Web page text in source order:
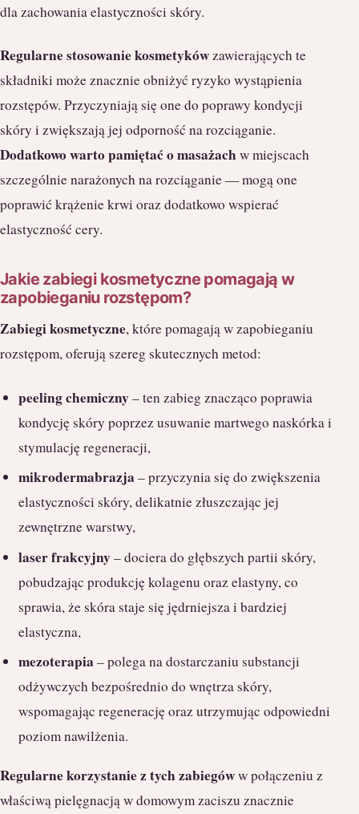
dla zachowania elastyczności skóry.
Regularne stosowanie kosmetykówzawierających te
składniki może znacznie obniżyć ryzyko wystąpienia
rozstępów. Przyczyniają się one do poprawy kondycji
skóry i zwiększają jej odporność na rozciąganie.
Dodatkowo warto pamiętać o masażach w miejscach
szczególnie narażonych na rozciąganie — mogą one
poprawić krążenie krwi oraz dodatkowo wspierać
elastyczność cery.
Jakie zabiegi kosmetyczne pomagają w
zapobieganiu rozstępom?
Zabiegi kosmetyczne, które pomagają w zapobieganiu
rozstępom, oferują szereg skutecznych metod:
peeling chemiczny– ten zabieg znacząco poprawia
kondycję skóry poprzez usuwanie martwego naskórka i
stymulację regeneracji,
mikrodermabrazja – przyczynia się do zwiększenia
elastyczności skóry, delikatnie złuszczając jej
zewnętrzne warstwy,
laser frakcyjny– dociera do głębszych partii skóry,
pobudzając produkcję kolagenu oraz elastyny, co
sprawia, że skóra staje się jędrniejsza i bardziej
elastyczna,
mezoterapia – polega na dostarczaniu substancji
odżywczych bezpośrednio do wnętrza skóry,
wspomagając regenerację oraz utrzymując odpowiedni
poziom nawilżenia.
Regularne korzystanie z tych zabiegóww połączeniu z
właściwą pielęgnacją w domowym zaciszu znacznie